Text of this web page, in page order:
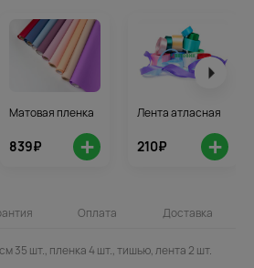
Матовая пленка
839₽ +
Лента атласная
210₽ +
Оплата Доставка
35 шт., пленка 4 шт., тишью, лента 2 шт.